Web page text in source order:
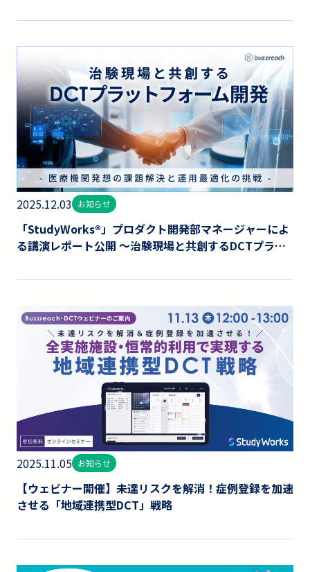
2025.12.03 お知らせ
「StudyWorks®」プロダクト開発部マネージャーによ
る講演レポート公開 〜治験現場と共創するDCTプラッ
2025.11.05 お知らせ
【ウェビナー開催】未達リスクを解消！症例登録を加速
させる「地域連携型DCT」戦略